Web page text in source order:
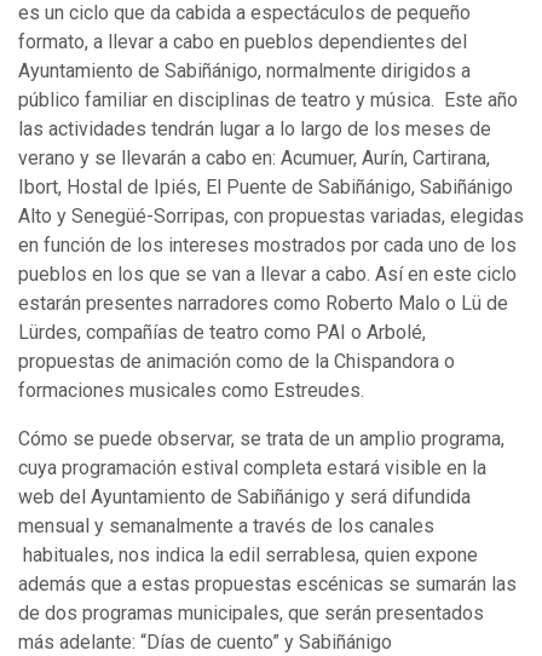
es un ciclo que da cabida a espectáculos de pequeño
formato, a llevar a cabo en pueblos dependientes del
Ayuntamiento de Sabiñánigo, normalmente dirigidos a
público familiar en disciplinas de teatro y música. Este año
las actividades tendrán lugar a lo largo de los meses de
verano y se llevarán a cabo en: Acumuer, Aurín, Cartirana,
Ibort, Hostal de Ipiés, El Puente de Sabiñánigo, Sabiñánigo
Alto y Senegüé-Sorripas, con propuestas variadas, elegidas
en función de los intereses mostrados por cada uno de los
pueblos en los que se van a llevar a cabo. Así en este ciclo
estarán presentes narradores como Roberto Malo o Lü de
Lürdes, compañías de teatro como PAI o Arbolé,
propuestas de animación como de la Chispandora o
formaciones musicales como Estreudes.
Cómo se puede observar, se trata de un amplio programa,
cuya programación estival completa estará visible en la
web del Ayuntamiento de Sabiñánigo y será difundida
mensual y semanalmente a través de los canales
habituales, nos indica la edil serrablesa, quien expone
además que a estas propuestas escénicas se sumarán las
de dos programas municipales, que serán presentados
más adelante: “Días de cuento” y Sabiñánigo